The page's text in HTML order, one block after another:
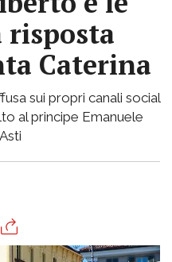
risposta
Caterina
sui propri canali social
al principe Emanuele